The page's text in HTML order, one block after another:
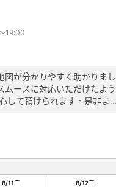
19:00
図が分かりやすく助かりまし
ムースに対応いただけたよう
して預けられます。是非ま
8/11二 8/12三